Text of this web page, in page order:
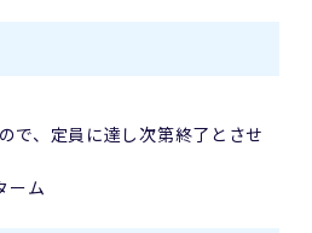
で、定員に達し次第終了とさせ
ーム